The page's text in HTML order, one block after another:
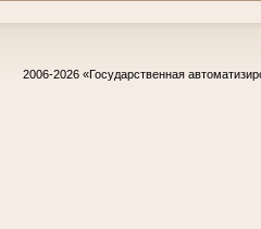
2006-2026 «Государственная